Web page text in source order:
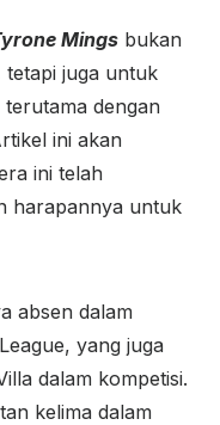
Mings bukan
juga untuk
dengan
ini akan
ini telah
harapannya untuk
absen dalam
yang juga
dalam kompetisi.
kelima dalam